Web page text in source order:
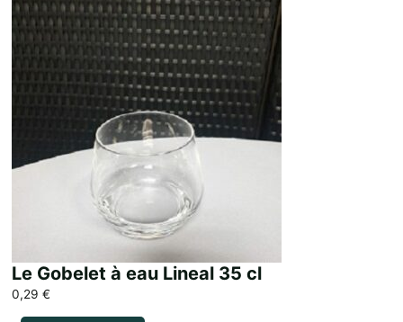
Le Gobelet à eau Lineal 35 cl
0,29 €